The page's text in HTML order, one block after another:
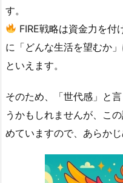
す。
FIRE戦略は資金力を付
に「どんな生活を望むか
といえます。
そのため、「世代感」と
うかもしれませんが、こ
めていますので、あらかじ